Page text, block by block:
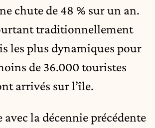
chute de 48 % sur un an.
traditionnellement
les plus dynamiques pour
de 36.000 touristes
arrivés sur l’île.
avec la décennie précédente